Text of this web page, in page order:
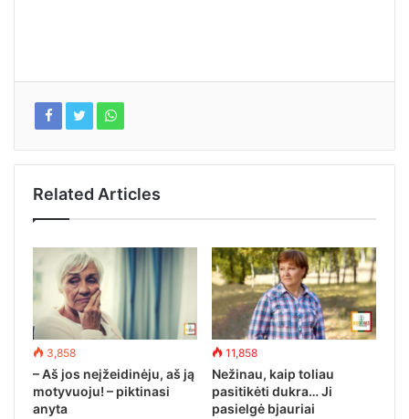
Related Articles
3,858
– Aš jos neįžeidinėju, aš ją
motyvuoju! – piktinasi
anyta
11,858
Nežinau, kaip toliau
pasitikėti dukra… Ji
pasielgė bjauriai